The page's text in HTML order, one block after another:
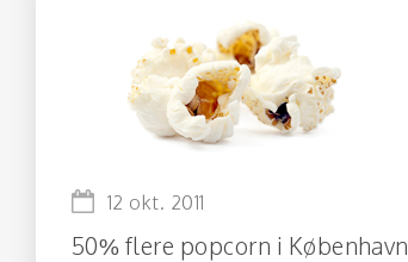
12 okt. 2011
50% flere popcorn i København